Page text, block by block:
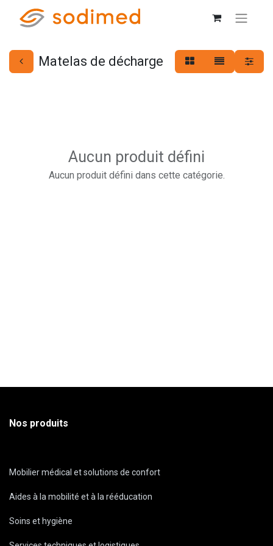
Matelas de décharge
Aucun produit défini
Aucun produit défini dans cette catégorie.
Nos produits
Mobilier médical et solutions de confort
Aides à la mobilité et à la rééducation
Soins et hygiène